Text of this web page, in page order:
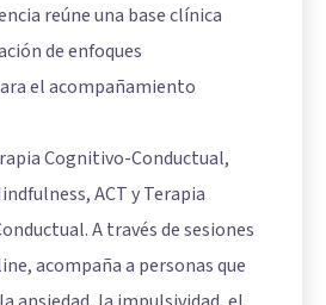
reúne una base clínica
de enfoques
el acompañamiento
Cognitivo-Conductual,
ACT y Terapia
A través de sesiones
acompaña a personas que